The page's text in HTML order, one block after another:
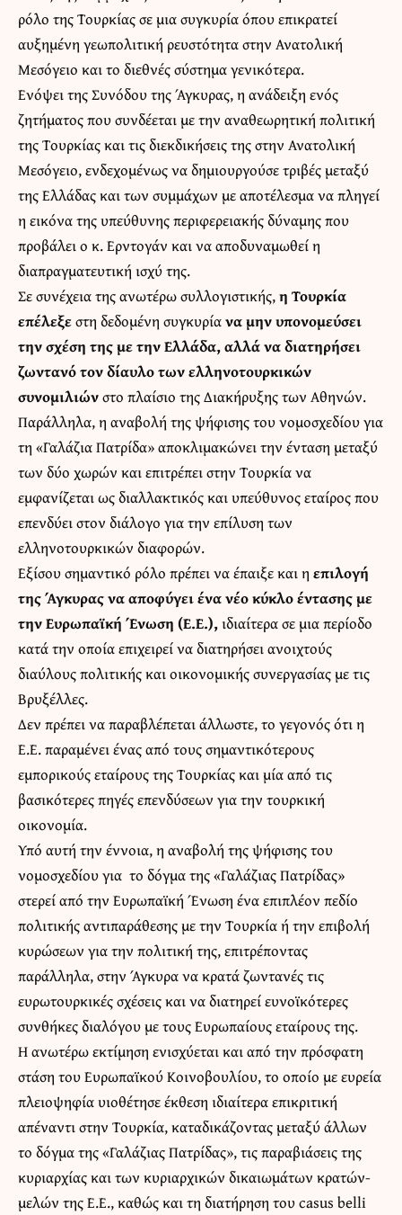
ρόλο της Τουρκίας σε μια συγκυρία όπου επικρατεί
αυξημένη γεωπολιτική ρευστότητα στην Ανατολική
Μεσόγειο και το διεθνές σύστημα γενικότερα.
Ενόψει της Συνόδου της Άγκυρας, η ανάδειξη ενός
ζητήματος που συνδέεται με την αναθεωρητική πολιτική
της Τουρκίας και τις διεκδικήσεις της στην Ανατολική
Μεσόγειο, ενδεχομένως να δημιουργούσε τριβές μεταξύ
της Ελλάδας και των συμμάχων με αποτέλεσμα να πληγεί
η εικόνα της υπεύθυνης περιφερειακής δύναμης που
προβάλει ο κ. Ερντογάν και να αποδυναμωθεί η
διαπραγματευτική ισχύ της.
Σε συνέχεια της ανωτέρω συλλογιστικής,η Τουρκία
επέλεξεστη δεδομένη συγκυρίανα μην υπονομεύσει
την σχέση της με την Ελλάδα, αλλά να διατηρήσει
ζωντανό τον δίαυλο των ελληνοτουρκικών
συνομιλιώνστο πλαίσιο της Διακήρυξης των Αθηνών.
Παράλληλα, η αναβολή της ψήφισης του νομοσχεδίου για
τη «Γαλάζια Πατρίδα» αποκλιμακώνει την ένταση μεταξύ
των δύο χωρών και επιτρέπει στην Τουρκία να
εμφανίζεται ως διαλλακτικός και υπεύθυνος εταίρος που
επενδύει στον διάλογο για την επίλυση των
ελληνοτουρκικών διαφορών.
Εξίσου σημαντικό ρόλο πρέπει να έπαιξε και η επιλογή
της Άγκυρας να αποφύγει ένα νέο κύκλο έντασης με
την Ευρωπαϊκή Ένωση (Ε.Ε.),ιδιαίτερα σε μια περίοδο
κατά την οποία επιχειρεί να διατηρήσει ανοιχτούς
διαύλους πολιτικής και οικονομικής συνεργασίας με τις
Βρυξέλλες.
Δεν πρέπει να παραβλέπεται άλλωστε, το γεγονός ότι η
Ε.Ε. παραμένει ένας από τους σημαντικότερους
εμπορικούς εταίρους της Τουρκίας και μία από τις
βασικότερες πηγές επενδύσεων για την τουρκική
οικονομία.
Υπό αυτή την έννοια, η αναβολή της ψήφισης του
νομοσχεδίου για το δόγμα της «Γαλάζιας Πατρίδας»
στερεί από την Ευρωπαϊκή Ένωση ένα επιπλέον πεδίο
πολιτικής αντιπαράθεσης με την Τουρκία ή την επιβολή
κυρώσεων για την πολιτική της, επιτρέποντας
παράλληλα, στην Άγκυρα να κρατά ζωντανές τις
ευρωτουρκικές σχέσεις και να διατηρεί ευνοϊκότερες
συνθήκες διαλόγου με τους Ευρωπαίους εταίρους της.
Η ανωτέρω εκτίμηση ενισχύεται και από την πρόσφατη
στάση του Ευρωπαϊκού Κοινοβουλίου, το οποίο με ευρεία
πλειοψηφία υιοθέτησε έκθεση ιδιαίτερα επικριτική
απέναντι στην Τουρκία, καταδικάζοντας μεταξύ άλλων
το δόγμα της «Γαλάζιας Πατρίδας», τις παραβιάσεις της
κυριαρχίας και των κυριαρχικών δικαιωμάτων κρατών-
μελών της Ε.Ε., καθώς και τη διατήρηση του casus belli